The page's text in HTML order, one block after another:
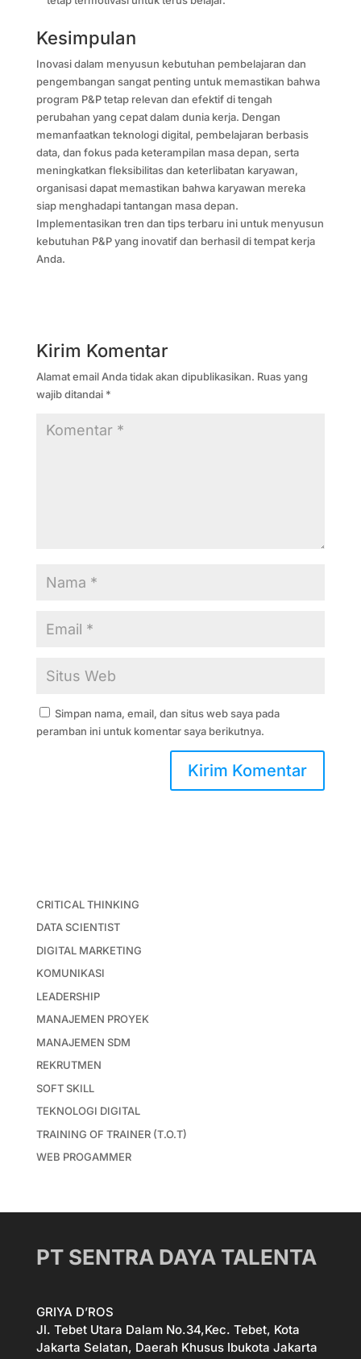
Kesimpulan
Inovasi dalam menyusun kebutuhan pembelajaran dan
pengembangan sangat penting untuk memastikan bahwa
program P&P tetap relevan dan efektif di tengah
perubahan yang cepat dalam dunia kerja. Dengan
memanfaatkan teknologi digital, pembelajaran berbasis
data, dan fokus pada keterampilan masa depan, serta
meningkatkan fleksibilitas dan keterlibatan karyawan,
organisasi dapat memastikan bahwa karyawan mereka
siap menghadapi tantangan masa depan.
Implementasikan tren dan tips terbaru ini untuk menyusun
kebutuhan P&P yang inovatif dan berhasil di tempat kerja
Anda.
Kirim Komentar
Alamat email Anda tidak akan dipublikasikan. Ruas yang
wajib ditandai *
Simpan nama, email, dan situs web saya pada
peramban ini untuk komentar saya berikutnya.
CRITICAL THINKING
DATA SCIENTIST
DIGITAL MARKETING
KOMUNIKASI
LEADERSHIP
MANAJEMEN PROYEK
MANAJEMEN SDM
REKRUTMEN
SOFT SKILL
TEKNOLOGI DIGITAL
TRAINING OF TRAINER (T.O.T)
WEB PROGAMMER
PT SENTRA DAYA TALENTA
GRIYA D’ROS
Jl. Tebet Utara Dalam No.34,Kec. Tebet, Kota
Jakarta Selatan, Daerah Khusus Ibukota Jakarta